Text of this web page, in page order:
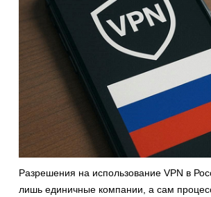
Разрешения на использование VPN в
лишь единичные компании, а сам